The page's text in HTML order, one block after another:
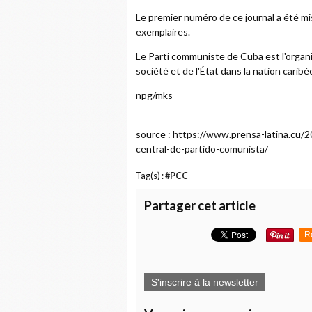
Le premier numéro de ce journal a été
exemplaires.
Le Parti communiste de Cuba est
société et de l'État dans la nation
npg/mks
source : https://www.prensa-latina.cu/
central-de-partido-comunista/
Tag(s) :#PCC
Partager cet article
S'inscrire à la newsletter